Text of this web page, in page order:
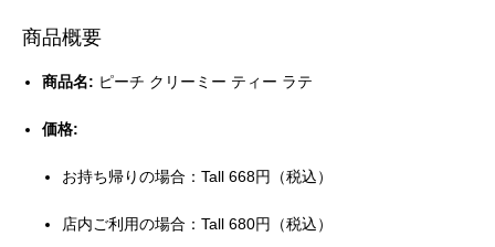
商品概要
商品名: ピーチ クリーミー ティー ラテ
価格:
お持ち帰りの場合：Tall 668円（税込）
店内ご利用の場合：Tall 680円（税込）